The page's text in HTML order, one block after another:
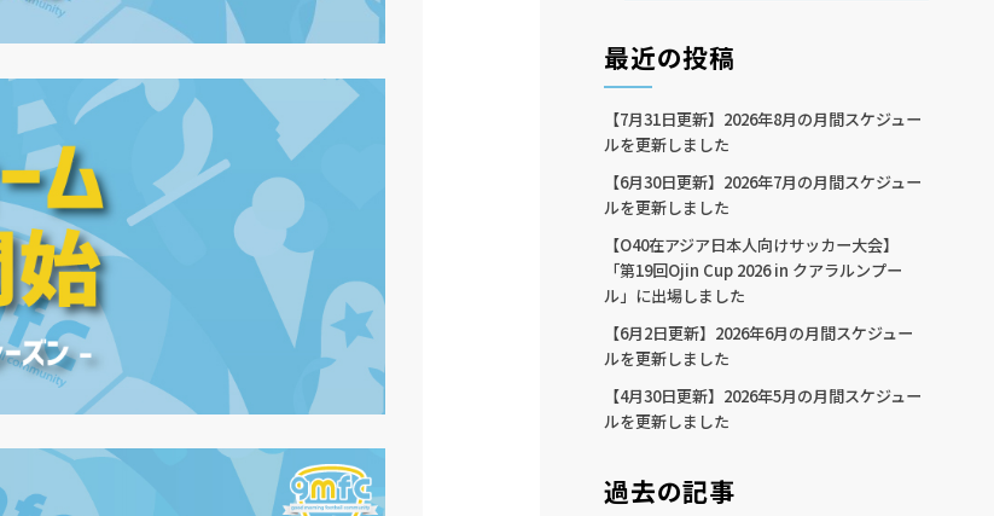
最近の投稿
【7月31日更新】2026年8月の月間スケジュー
ルを更新しました
【6月30日更新】2026年7月の月間スケジュー
ルを更新しました
【O40在アジア日本人向けサッカー大会】
「第19回Ojin Cup 2026 in クアラルンプー
ル」に出場しました
【6月2日更新】2026年6月の月間スケジュー
ルを更新しました
【4月30日更新】2026年5月の月間スケジュー
ルを更新しました
過去の記事